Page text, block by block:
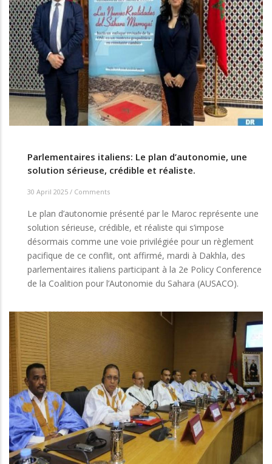
Parlementaires italiens: Le plan d’autonomie, une
solution sérieuse, crédible et réaliste.
30 April 2025 / Comments
Le plan d’autonomie présenté par le Maroc représente une
solution sérieuse, crédible, et réaliste qui s’impose
désormais comme une voie privilégiée pour un règlement
pacifique de ce conflit, ont affirmé, mardi à Dakhla, des
parlementaires italiens participant à la 2e Policy Conference
de la Coalition pour l’Autonomie du Sahara (AUSACO).